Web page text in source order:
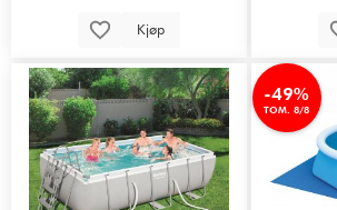
Kjøp
-49%
TOM. 8/8